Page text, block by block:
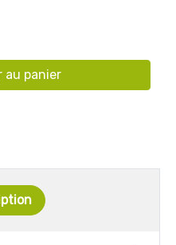
au panier